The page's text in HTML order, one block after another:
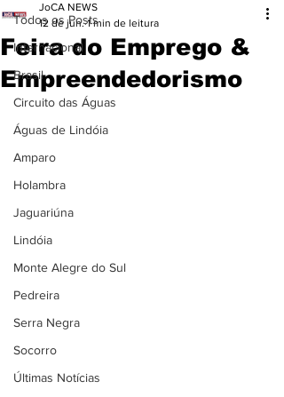
Todos os Posts
Internacional
Brasil
Circuito das Águas
Águas de Lindóia
Amparo
Holambra
Jaguariúna
Lindóia
Monte Alegre do Sul
Pedreira
Serra Negra
Socorro
Últimas Notícias
Feira do Emprego &
Empreendedorismo
JoCA NEWS
12 de jun. 1 min de leitura